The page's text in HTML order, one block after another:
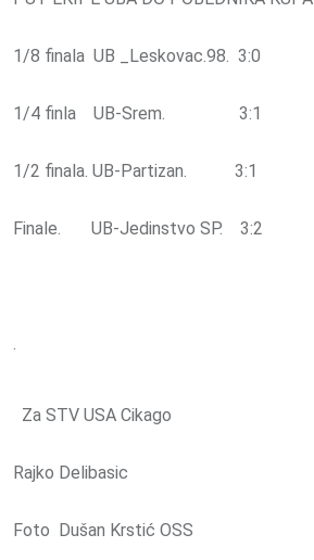
1/8 finala UB _Leskovac.98. 3:0
1/4 finla UB-Srem. 3:1
1/2 finala. UB-Partizan. 3:1
Finale. UB-Jedinstvo SP. 3:2
.
Za STV USA Cikago
Rajko Delibasic
Foto Dušan Krstić OSS